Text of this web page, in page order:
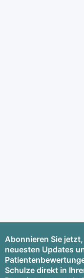
Abonnieren Sie
neuesten Updates
Schulze direkt in